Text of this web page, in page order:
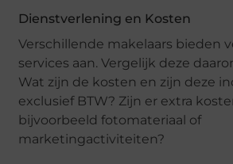
Dienstverlening en Kosten
Verschillende makelaars bieden
services aan. Vergelijk deze
Wat zijn de kosten en zijn deze
exclusief BTW? Zijn er extra
bijvoorbeeld fotomateriaal of
marketingactiviteiten?